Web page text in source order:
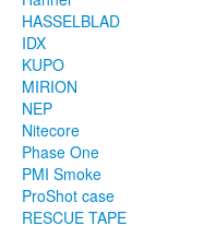
HASSELBLAD
IDX
KUPO
MIRION
NEP
Nitecore
Phase One
PMI Smoke
ProShot case
RESCUE TAPE